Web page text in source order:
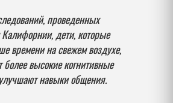
проведенных
Калифорнии, дети, которые
времени на свежем воздухе,
высокие когнитивные
навыки общения.